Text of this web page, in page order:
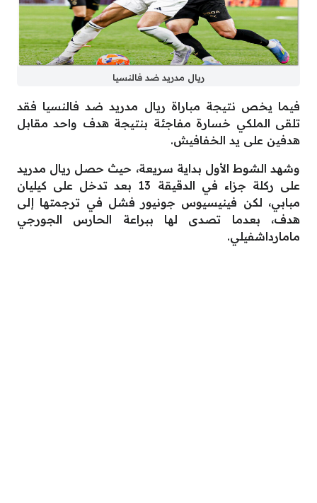
ريال مدريد ضد فالنسيا
فيما يخص نتيجة مباراة ريال مدريد ضد فالنسيا فقد
تلقى الملكي خسارة مفاجئة بنتيجة هدف واحد مقابل
هدفين على يد الخفافيش.
وشهد الشوط الأول بداية سريعة، حيث حصل ريال مدريد
على ركلة جزاء في الدقيقة 13 بعد تدخل على كيليان
مبابي، لكن فينيسيوس جونيور فشل في ترجمتها إلى
هدف، بعدما تصدى لها ببراعة الحارس الجورجي
مامارداشفيلي.